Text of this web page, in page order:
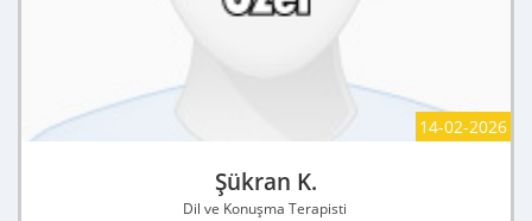
14-02-2026
Şükran K.
Dil ve Konuşma Terapisti